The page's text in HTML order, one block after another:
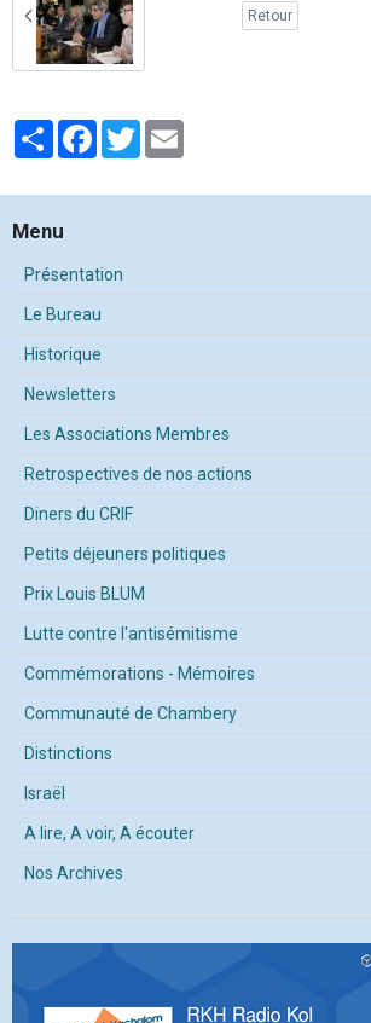
Retour
PartagerFacebook
Twitter
Menu
Présentation
Le Bureau
Historique
Newsletters
Les Associations Membres
Retrospectives de nos actions
Diners du CRIF
Petits déjeuners politiques
Prix Louis BLUM
Lutte contre l'antisémitisme
Commémorations - Mémoires
Communauté de Chambery
Distinctions
Israël
A lire, A voir, A écouter
Nos Archives